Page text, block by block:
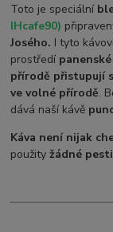
Toto je speciální
IHcafe90)
Josého. I tyto
prostředí
přírodě přistupují
ve volné přírodě.
dává naší kávě
Káva není nijak
použityžádné